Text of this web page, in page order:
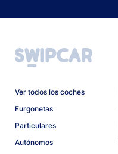
Ver todos los coches
Furgonetas
Particulares
Autónomos